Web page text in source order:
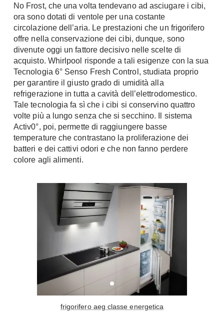
Divani in Pelle
Complementi
Tavoli
Sedie
Tavolini
Tappeti
Oggettistica
Complementi arredo
Notte
Camere Matrimoniali
Comodino
Camere Classiche
Lenzuola
Piumini
Letti Contenitore
Letti a Scomparsa
Armadio ante Battenti
Cura della casa
Pulizia
Detergenti
Stiro
Aspirapolvere
Lavapavimenti
Progetti
Ristrutturazione
Progetto
Norme
Restauri
Impianti
Hi-Fi
Televisori
Hi-Fi
Home-Theatre
Console
Porte
No Frost, che una volta tendevano ad asciugare i cibi,
ora sono dotati di ventole per una costante
circolazione dell’aria. Le prestazioni che un frigorifero
offre nella conservazione dei cibi, dunque, sono
divenute oggi un fattore decisivo nelle scelte di
acquisto. Whirlpool risponde a tali esigenze con la sua
Tecnologia 6° Senso Fresh Control, studiata proprio
per garantire il giusto grado di umidità alla
refrigerazione in tutta a cavità dell’elettrodomestico.
Tale tecnologia fa sì che i cibi si conservino quattro
volte più a lungo senza che si secchino. Il sistema
Activ0°, poi, permette di raggiungere basse
temperature che contrastano la proliferazione dei
batteri e dei cattivi odori e che non fanno perdere
colore agli alimenti.
frigorifero aeg classe energetica